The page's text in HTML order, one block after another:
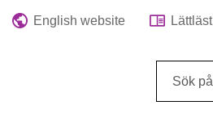
English website Lättläst